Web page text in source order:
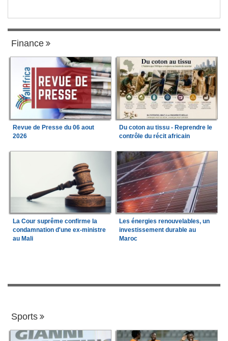
Finance
Revue de Presse du 06 aout
2026
Du coton au tissu - Reprendre le
contrôle du récit africain
La Cour suprême confirme la
condamnation d'une ex-ministre
au Mali
Les énergies renouvelables, un
investissement durable au
Maroc
Sports